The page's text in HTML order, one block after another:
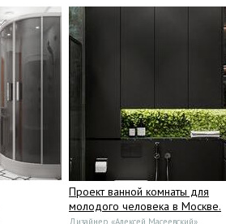
Проект ванной комнаты для
молодого человека в Москве.
Дизайнер «Алексей Масеевский»